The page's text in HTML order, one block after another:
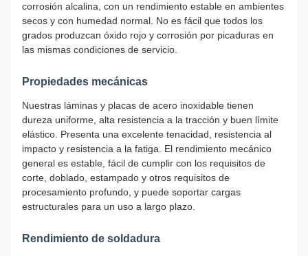
corrosión alcalina, con un rendimiento estable en ambientes
secos y con humedad normal. No es fácil que todos los
grados produzcan óxido rojo y corrosión por picaduras en
las mismas condiciones de servicio.
Propiedades mecánicas
Nuestras láminas y placas de acero inoxidable tienen
dureza uniforme, alta resistencia a la tracción y buen límite
elástico. Presenta una excelente tenacidad, resistencia al
impacto y resistencia a la fatiga. El rendimiento mecánico
general es estable, fácil de cumplir con los requisitos de
corte, doblado, estampado y otros requisitos de
procesamiento profundo, y puede soportar cargas
estructurales para un uso a largo plazo.
Rendimiento de soldadura